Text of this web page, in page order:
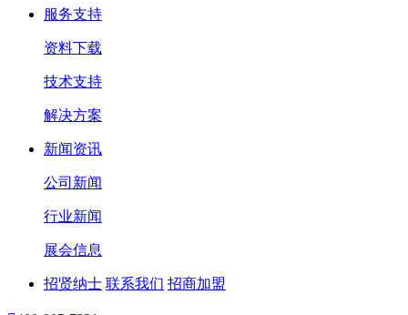
服务支持
资料下载
技术支持
解决方案
新闻资讯
公司新闻
行业新闻
展会信息
招贤纳士 联系我们 招商加盟